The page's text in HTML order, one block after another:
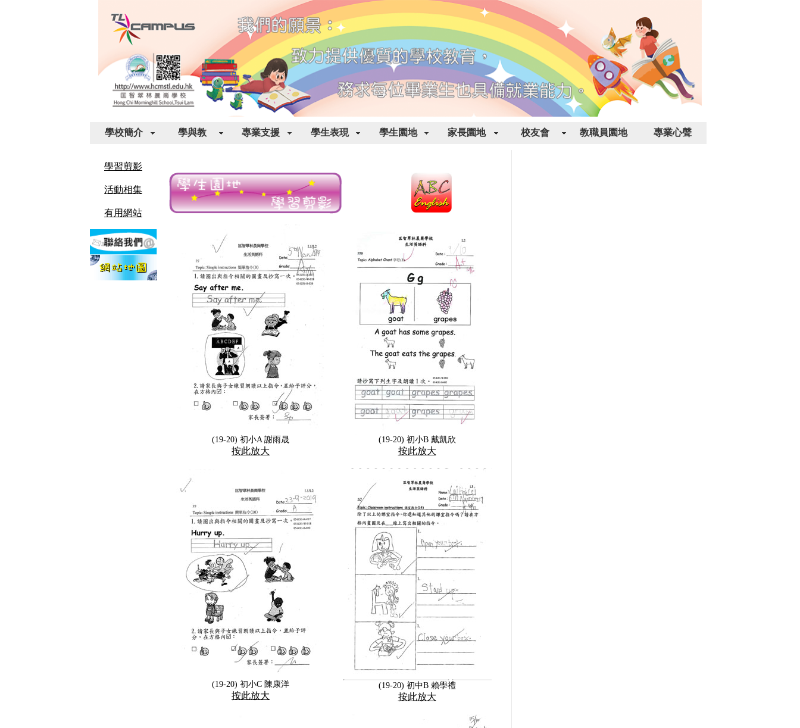
學校簡介 學與教 專業支援 學生表現 學生園地 家長園地 校友會 教職員園地 專業心聲
學習剪影
活動相集
有用網站
(19-20) 初小A 謝雨晟
按此放大
(19-20) 初小B 戴凱欣
按此放大
(19-20) 初小C 陳康洋
按此放大
(19-20) 初中B 賴學禮
按此放大